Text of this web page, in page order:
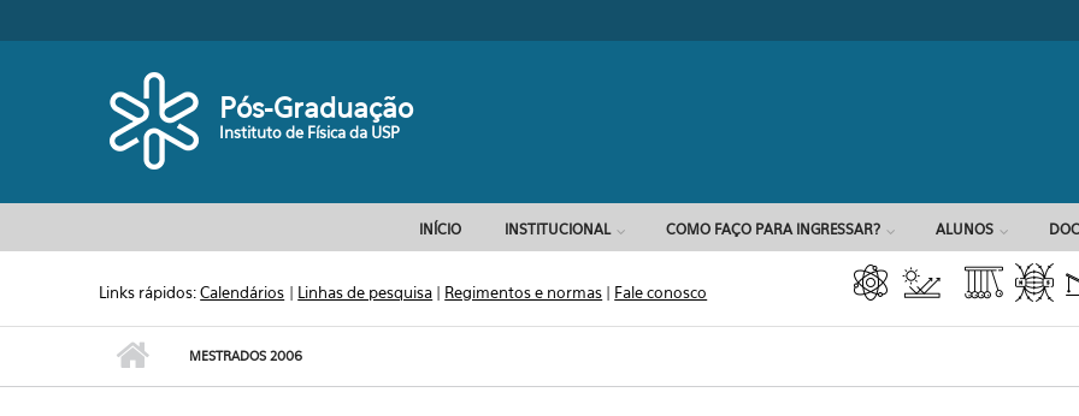
Formulário
Pós-Graduação
Instituto de Física da USP
INÍCIO INSTITUCIONAL COMO FAÇO PARA INGRESSAR? ALUNOS
Links rápidos:Calendários | Linhas de pesquisa | Regimentos e normas | Fale conosco
MESTRADOS 2006